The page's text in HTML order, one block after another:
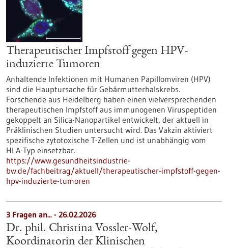
Therapeutischer Impfstoff gegen HPV-
induzierte Tumoren
Anhaltende Infektionen mit Humanen Papillomviren (HPV)
sind die Hauptursache für Gebärmutterhalskrebs.
Forschende aus Heidelberg haben einen vielversprechenden
therapeutischen Impfstoff aus immunogenen Viruspeptiden
gekoppelt an Silica-Nanopartikel entwickelt, der aktuell in
Präklinischen Studien untersucht wird. Das Vakzin aktiviert
spezifische zytotoxische T-Zellen und ist unabhängig vom
HLA-Typ einsetzbar.
https://www.gesundheitsindustrie-
bw.de/fachbeitrag/aktuell/therapeutischer-impfstoff-gegen-
hpv-induzierte-tumoren
3 Fragen an... - 26.02.2026
Dr. phil. Christina Vossler-Wolf,
Koordinatorin der Klinischen